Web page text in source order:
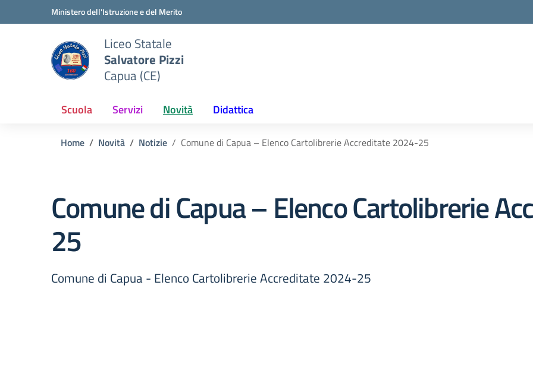
Vai ai contenuti
Vai al menu di navigazioneMinistero dell'Istruzione e del Merito
Liceo Statale
Salvatore Pizzi
Capua (CE)
Scuola Servizi Novità Didattica
Home Novità Notizie Comune di Capua – Elenco Cartolibrerie Accreditate 2024-25
Comune di Capua – Elenco Cartolibrerie
25
Comune di Capua - Elenco Cartolibrerie Accreditate 2024-25